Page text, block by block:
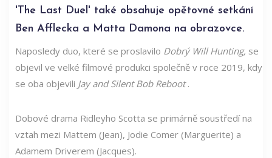
'The Last Duel' také obsahuje opětovné setkání
Ben Afflecka a Matta Damona na obrazovce.
Naposledy duo, které se proslavilo Dobrý Will Hunting, se
objevil ve velké filmové produkci společně v roce 2019, kdy
se oba objevili Jay and Silent Bob Reboot.
Dobové drama Ridleyho Scotta se primárně soustředí na
vztah mezi Mattem (Jean), Jodie Comer (Marguerite) a
Adamem Driverem (Jacques).